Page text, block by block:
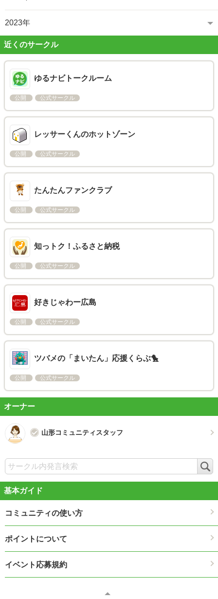
2023年
近くのサークル
ゆるナビトークルーム
公開 公式サークル
レッサーくんのホットゾーン
公開 公式サークル
たんたんファンクラブ
公開 公式サークル
知っトク！ふるさと納税
公開 公式サークル
好きじゃわー広島
公開 公式サークル
ツバメの「まいたん」応援くらぶ🐤
公開 公式サークル
オーナー
山形コミュニティスタッフ
基本ガイド
コミュニティの使い方
ポイントについて
イベント応募規約